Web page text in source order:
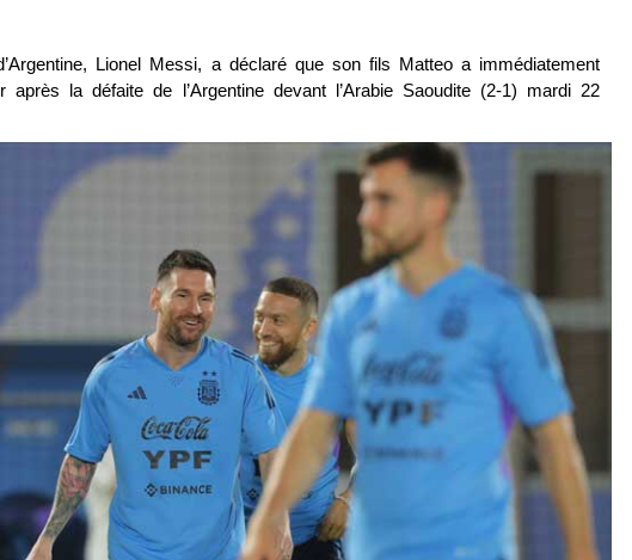
Lionel Messi, a déclaré que son fils Matteo a immédiatement
après la défaite de l’Argentine devant l’Arabie Saoudite (2-1) mardi 22